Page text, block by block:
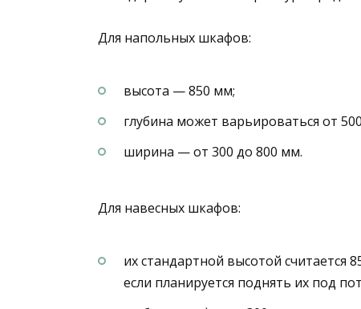
Для напольных шкафов:
высота — 850 мм;
глубина может варьироваться от
ширина — от 300 до 800 мм.
Для навесных шкафов:
их стандартной высотой
если планируется поднять их под